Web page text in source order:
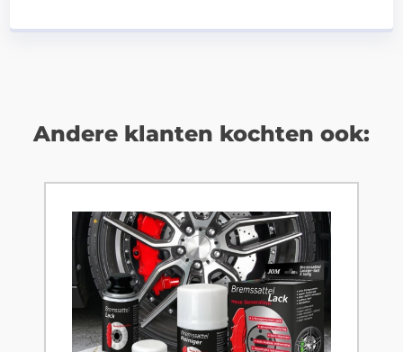
Andere klanten kochten ook: